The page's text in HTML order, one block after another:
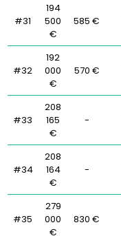
#31
194
500
€
585 €
#32
192
000
€
570 €
#33
208
165
€
-
#34
208
164
€
-
#35
279
000
€
830 €